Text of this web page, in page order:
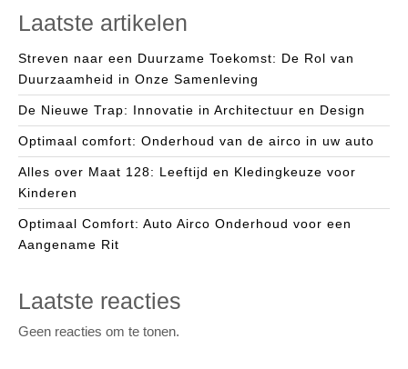
Laatste artikelen
Streven naar een Duurzame Toekomst: De Rol van
Duurzaamheid in Onze Samenleving
De Nieuwe Trap: Innovatie in Architectuur en Design
Optimaal comfort: Onderhoud van de airco in uw auto
Alles over Maat 128: Leeftijd en Kledingkeuze voor
Kinderen
Optimaal Comfort: Auto Airco Onderhoud voor een
Aangename Rit
Laatste reacties
Geen reacties om te tonen.